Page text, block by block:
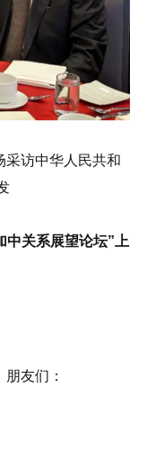
采访中华人民共和
关系展望论坛”上
友们：